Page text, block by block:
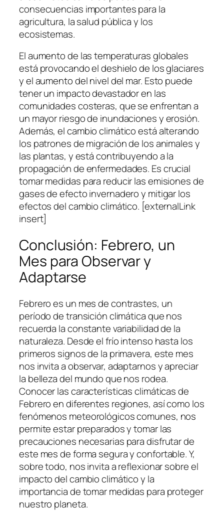
consecuencias importantes para la
agricultura, la salud pública y los
ecosistemas.
El aumento de las temperaturas globales
está provocando el deshielo de los glaciares
y el aumento del nivel del mar. Esto puede
tener un impacto devastador en las
comunidades costeras, que se enfrentan a
un mayor riesgo de inundaciones y erosión.
Además, el cambio climático está alterando
los patrones de migración de los animales y
las plantas, y está contribuyendo a la
propagación de enfermedades. Es crucial
tomar medidas para reducir las emisiones de
gases de efecto invernadero y mitigar los
efectos del cambio climático. [externalLink
insert]
Conclusión: Febrero, un
Mes para Observar y
Adaptarse
Febrero es un mes de contrastes, un
período de transición climática que nos
recuerda la constante variabilidad de la
naturaleza. Desde el frío intenso hasta los
primeros signos de la primavera, este mes
nos invita a observar, adaptarnos y apreciar
la belleza del mundo que nos rodea.
Conocer las características climáticas de
Febrero en diferentes regiones, así como los
fenómenos meteorológicos comunes, nos
permite estar preparados y tomar las
precauciones necesarias para disfrutar de
este mes de forma segura y confortable. Y,
sobre todo, nos invita a reflexionar sobre el
impacto del cambio climático y la
importancia de tomar medidas para proteger
nuestro planeta.